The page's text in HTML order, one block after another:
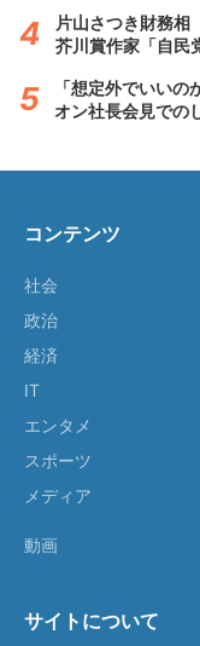
片山さつき財務
芥川賞作家「自民
「想定外でいい
オン社長会見での
コンテンツ
社会
政治
経済
IT
エンタメ
スポーツ
メディア
動画
サイトについて